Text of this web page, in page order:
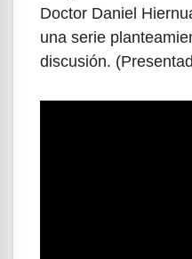
Doctor Daniel
una serie
discusión.